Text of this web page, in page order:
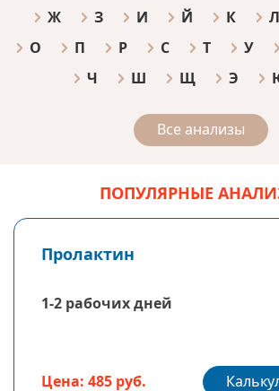
Ж
З И Й К Л
О
П Р С Т У
Ч
Ш Щ Э
Все анализы
ПОПУЛЯРНЫЕ
Пролактин
1-2 рабочих дней
Цена: 485 руб.